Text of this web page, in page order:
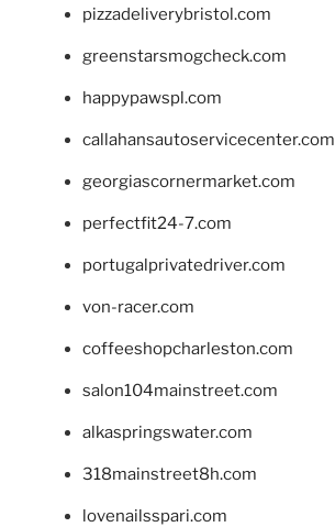
pizzadeliverybristol.com
greenstarsmogcheck.com
happypawspl.com
callahansautoservicecenter.com
georgiascornermarket.com
perfectfit24-7.com
portugalprivatedriver.com
von-racer.com
coffeeshopcharleston.com
salon104mainstreet.com
alkaspringswater.com
318mainstreet8h.com
lovenailsspari.com